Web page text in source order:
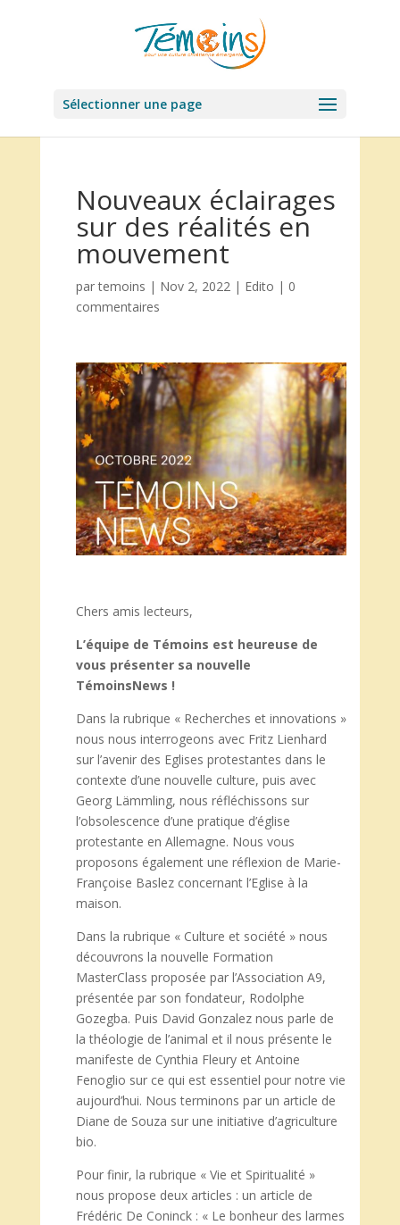
Sélectionner une page
Nouveaux éclairages
sur des réalités en
mouvement
partemoins | Nov 2, 2022| Edito | 0
commentaires
Chers amis lecteurs,
L’équipe de Témoins est heureuse de
vous présenter sa nouvelle
TémoinsNews !
Dans la rubrique « Recherches et innovations »
nous nous interrogeons avec Fritz Lienhard
sur l’avenir des Eglises protestantes dans le
contexte d’une nouvelle culture, puis avec
Georg Lämmling, nous réfléchissons sur
l’obsolescence d’une pratique d’église
protestante en Allemagne. Nous vous
proposons également une réflexion de Marie-
Françoise Baslez concernant l’Eglise à la
maison.
Dans la rubrique « Culture et société » nous
découvrons la nouvelle Formation
MasterClass proposée par l’Association A9,
présentée par son fondateur, Rodolphe
Gozegba. Puis David Gonzalez nous parle de
la théologie de l’animal et il nous présente le
manifeste de Cynthia Fleury et Antoine
Fenoglio sur ce qui est essentiel pour notre vie
aujourd’hui. Nous terminons par un article de
Diane de Souza sur une initiative d’agriculture
bio.
Pour finir, la rubrique « Vie et Spiritualité »
nous propose deux articles : un article de
Frédéric De Coninck : « Le bonheur des larmes